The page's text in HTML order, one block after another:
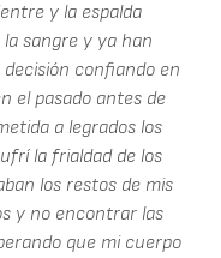
y la espalda
sangre y ya han
decisión confiando en
el pasado antes de
a legrados los
la frialdad de los
los restos de mis
y no encontrar las
que mi cuerpo